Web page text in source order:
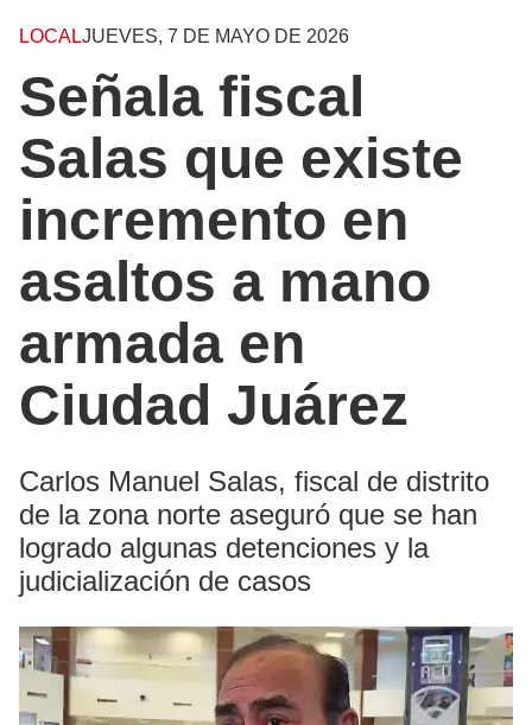
LOCALJUEVES, 7 DE MAYO DE 2026
Señala fiscal
Salas que existe
incremento en
asaltos a mano
armada en
Ciudad Juárez
Carlos Manuel Salas, fiscal de distrito
de la zona norte aseguró que se han
logrado algunas detenciones y la
judicialización de casos